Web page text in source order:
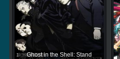
Ghost in the Shell: Stand